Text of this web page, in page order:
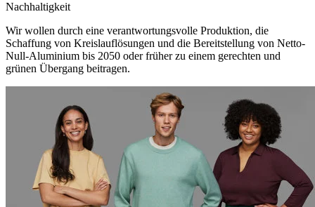
Nachhaltigkeit
Wir wollen durch eine verantwortungsvolle Produktion, die
Schaffung von Kreislauflösungen und die Bereitstellung von Netto-
Null-Aluminium bis 2050 oder früher zu einem gerechten und
grünen Übergang beitragen.